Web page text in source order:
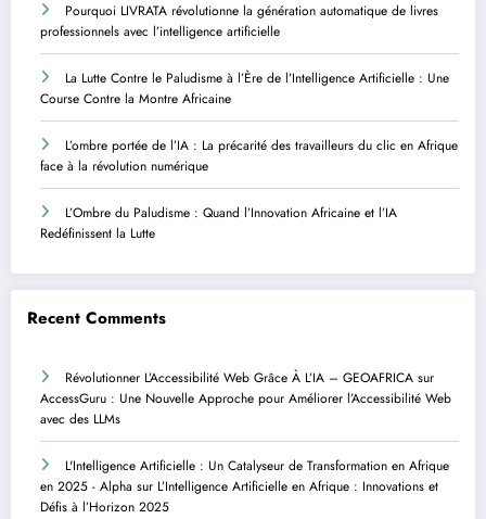
Pourquoi LIVRATA révolutionne la génération automatique de livres
professionnels avec l’intelligence artificielle
La Lutte Contre le Paludisme à l’Ère de l’Intelligence Artificielle : Une
Course Contre la Montre Africaine
L’ombre portée de l’IA : La précarité des travailleurs du clic en Afrique
face à la révolution numérique
L’Ombre du Paludisme : Quand l’Innovation Africaine et l’IA
Redéfinissent la Lutte
Recent Comments
Révolutionner L’Accessibilité Web Grâce À L’IA – GEOAFRICA sur
AccessGuru : Une Nouvelle Approche pour Améliorer l’Accessibilité Web
avec des LLMs
L'Intelligence Artificielle : Un Catalyseur de Transformation en Afrique
en 2025 - Alpha sur L’Intelligence Artificielle en Afrique : Innovations et
Défis à l’Horizon 2025